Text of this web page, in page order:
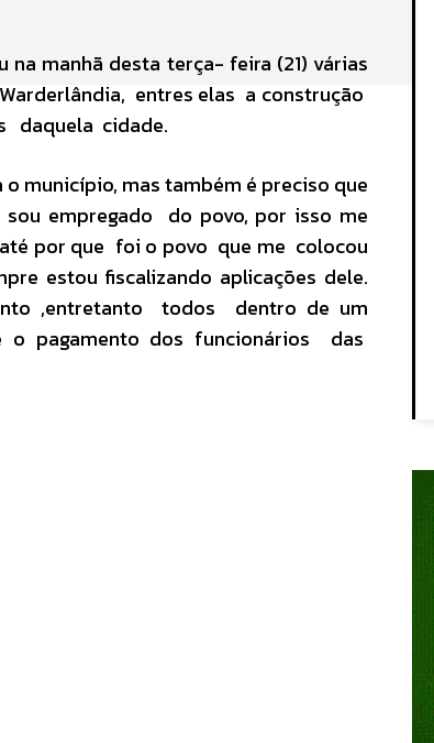
manhã desta terça- feira (21) várias
entres elas a construção
daquela cidade.
município, mas também é preciso que
empregado do povo, por isso me
por que foi o povo que me colocou
estou fiscalizando aplicações dele.
,entretanto todos dentro de um
o pagamento dos funcionários das